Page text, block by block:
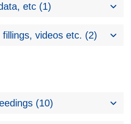
etc (1)
videos etc. (2)
(10)